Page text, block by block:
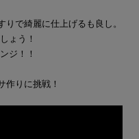
で綺麗に仕上げるも良し。
ょう！
ジ！！
作りに挑戦！